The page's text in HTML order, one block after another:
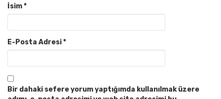
İsim*
E-Posta Adresi*
Bir dahaki sefere yorum yaptığımda kullanılmak üzere